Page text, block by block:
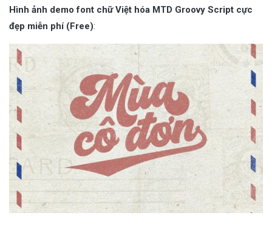
Hình ảnh demo font chữ Việt hóa MTD Groovy Script cực
đẹp miễn phí (Free):